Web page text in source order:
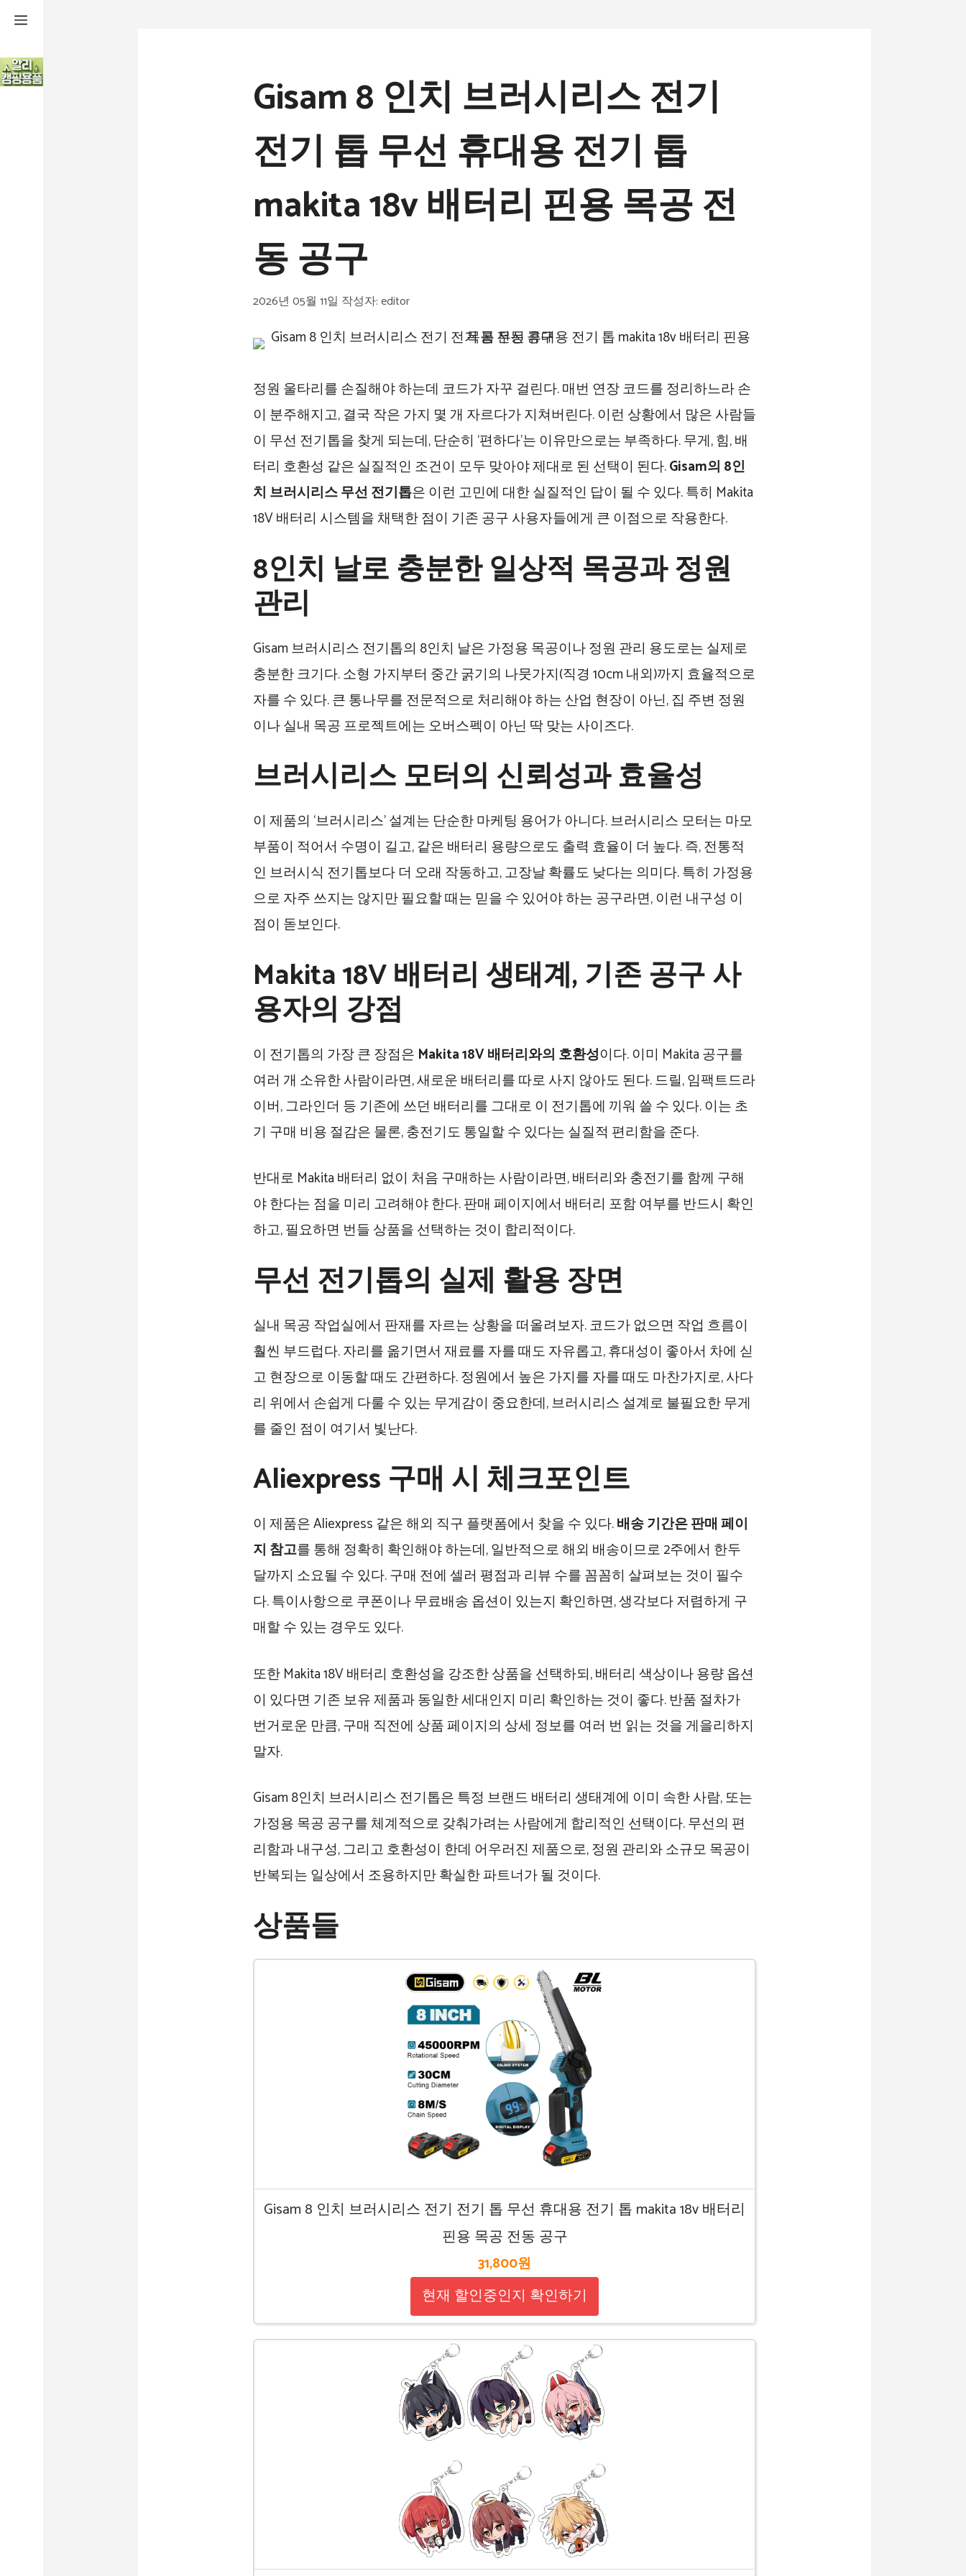
츠
로
Gisam 8 인치 브러시리스 전기
전기 톱 무선 휴대용 전기 톱
makita 18v 배터리 핀용 목공 전
동 공구
2026년 05월 11일 작성자:editor
정원 울타리를 손질해야 하는데 코드가 자꾸 걸린다. 매번 연장 코드를 정리하느라 손
이 분주해지고, 결국 작은 가지 몇 개 자르다가 지쳐버린다. 이런 상황에서 많은 사람들
이 무선 전기톱을 찾게 되는데, 단순히 ‘편하다’는 이유만으로는 부족하다. 무게, 힘, 배
터리 호환성 같은 실질적인 조건이 모두 맞아야 제대로 된 선택이 된다.Gisam의 8인
치 브러시리스 무선 전기톱은 이런 고민에 대한 실질적인 답이 될 수 있다. 특히 Makita
18V 배터리 시스템을 채택한 점이 기존 공구 사용자들에게 큰 이점으로 작용한다.
8인치 날로 충분한 일상적 목공과 정원
관리
Gisam 브러시리스 전기톱의 8인치 날은 가정용 목공이나 정원 관리 용도로는 실제로
충분한 크기다. 소형 가지부터 중간 굵기의 나뭇가지(직경 10cm 내외)까지 효율적으로
자를 수 있다. 큰 통나무를 전문적으로 처리해야 하는 산업 현장이 아닌, 집 주변 정원
이나 실내 목공 프로젝트에는 오버스펙이 아닌 딱 맞는 사이즈다.
브러시리스 모터의 신뢰성과 효율성
이 제품의 ‘브러시리스’ 설계는 단순한 마케팅 용어가 아니다. 브러시리스 모터는 마모
부품이 적어서 수명이 길고, 같은 배터리 용량으로도 출력 효율이 더 높다. 즉, 전통적
인 브러시식 전기톱보다 더 오래 작동하고, 고장날 확률도 낮다는 의미다. 특히 가정용
으로 자주 쓰지는 않지만 필요할 때는 믿을 수 있어야 하는 공구라면, 이런 내구성 이
점이 돋보인다.
Makita 18V 배터리 생태계, 기존 공구 사
용자의 강점
이 전기톱의 가장 큰 장점은 Makita 18V 배터리와의 호환성이다. 이미 Makita 공구를
여러 개 소유한 사람이라면, 새로운 배터리를 따로 사지 않아도 된다. 드릴, 임팩트드라
이버, 그라인더 등 기존에 쓰던 배터리를 그대로 이 전기톱에 끼워 쓸 수 있다. 이는 초
기 구매 비용 절감은 물론, 충전기도 통일할 수 있다는 실질적 편리함을 준다.
반대로 Makita 배터리 없이 처음 구매하는 사람이라면, 배터리와 충전기를 함께 구해
야 한다는 점을 미리 고려해야 한다. 판매 페이지에서 배터리 포함 여부를 반드시 확인
하고, 필요하면 번들 상품을 선택하는 것이 합리적이다.
무선 전기톱의 실제 활용 장면
실내 목공 작업실에서 판재를 자르는 상황을 떠올려보자. 코드가 없으면 작업 흐름이
훨씬 부드럽다. 자리를 옮기면서 재료를 자를 때도 자유롭고, 휴대성이 좋아서 차에 싣
고 현장으로 이동할 때도 간편하다. 정원에서 높은 가지를 자를 때도 마찬가지로, 사다
리 위에서 손쉽게 다룰 수 있는 무게감이 중요한데, 브러시리스 설계로 불필요한 무게
를 줄인 점이 여기서 빛난다.
Aliexpress 구매 시 체크포인트
이 제품은 Aliexpress 같은 해외 직구 플랫폼에서 찾을 수 있다.배송 기간은 판매 페이
지 참고를 통해 정확히 확인해야 하는데, 일반적으로 해외 배송이므로 2주에서 한두
달까지 소요될 수 있다. 구매 전에 셀러 평점과 리뷰 수를 꼼꼼히 살펴보는 것이 필수
다. 특이사항으로 쿠폰이나 무료배송 옵션이 있는지 확인하면, 생각보다 저렴하게 구
매할 수 있는 경우도 있다.
또한 Makita 18V 배터리 호환성을 강조한 상품을 선택하되, 배터리 색상이나 용량 옵션
이 있다면 기존 보유 제품과 동일한 세대인지 미리 확인하는 것이 좋다. 반품 절차가
번거로운 만큼, 구매 직전에 상품 페이지의 상세 정보를 여러 번 읽는 것을 게을리하지
말자.
Gisam 8인치 브러시리스 전기톱은 특정 브랜드 배터리 생태계에 이미 속한 사람, 또는
가정용 목공 공구를 체계적으로 갖춰가려는 사람에게 합리적인 선택이다. 무선의 편
리함과 내구성, 그리고 호환성이 한데 어우러진 제품으로, 정원 관리와 소규모 목공이
반복되는 일상에서 조용하지만 확실한 파트너가 될 것이다.
상품들
Gisam 8 인치 브러시리스 전기 전기 톱 무선 휴대용 전기 톱 makita 18v 배터리
핀용 목공 전동 공구
31,800원
현재 할인중인지 확인하기